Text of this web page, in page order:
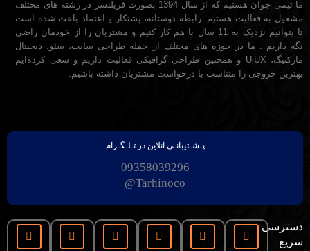
ما تیمی جوان هستیم که از سال 1394 بصورت فریلنسر در رشته های مختلف
مشغول به فعالیت هستیم. رابطه دوستانه، پشتکار و اعتماد باعث شده است
تا بتوانیم نزدیک به 11 سال با هم کار کنیم و مشتریان را از خودمان راضی
نگه داریم . ما در حوزه های مختلف از جمله طراحی سایت، سئو، دیجیتال
مارکتیگ، UiUX و همچنین طراحی گرافیکی فعالیت داریم و سعی کرده‌ایم
بهترین خروجی را متناسب با درخواست مشتریان داشته باشیم.
پـشـتیبانـی آنلاین در تـلـگـرام
09358039296
Tarhinoco@​
دسترسی
سریع